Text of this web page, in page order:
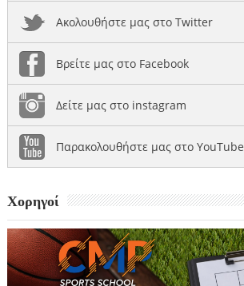
Ακολουθήστε μας στο Twitter
Βρείτε μας στο Facebook
Δείτε μας στο instagram
Παρακολουθήστε μας στο YouTube
Χορηγοί